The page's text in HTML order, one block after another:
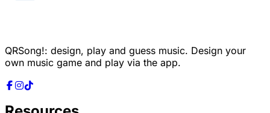
QRSong!: design, play and guess music. Design your
own music game and play via the app.